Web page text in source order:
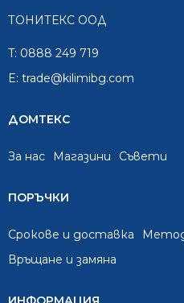
ТОНИТЕКС ООД
T: 0888 249 719
E: trade@kilimibg.com
ДОМТЕКС
За нас Mагазини Съвети
ПОРЪЧКИ
Срокове и доставка
Връщане и замяна